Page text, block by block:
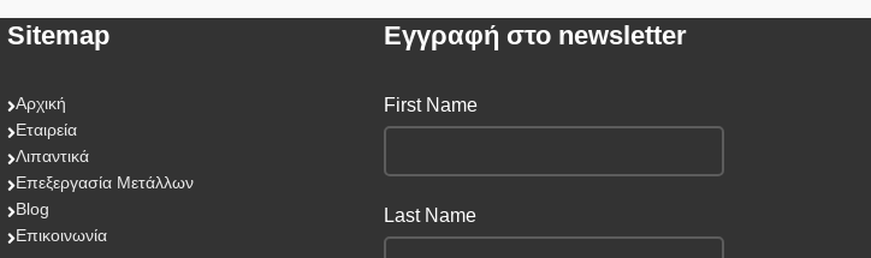
Sitemap
Αρχική
Εταιρεία
Λιπαντικά
Επεξεργασία Μετάλλων
Blog
Επικοινωνία
Eγγραφή στο newsletter
First Name
Last Name